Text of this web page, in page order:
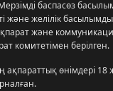
баспасөз
және желілік
және
комитетімен берілген.
ақпараттық өнімдері 18